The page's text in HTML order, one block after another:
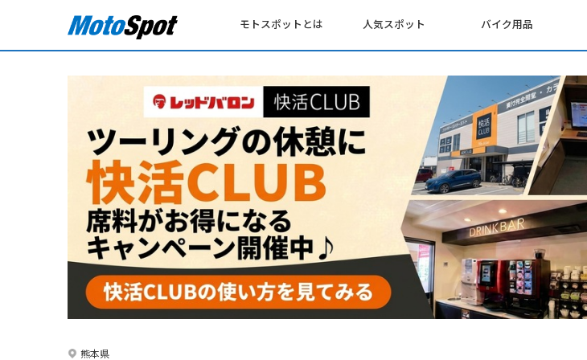
モトスポットとは 人気スポット バイク用品
熊本県